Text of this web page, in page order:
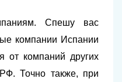
Спешу вас
компании Испании
от компаний других
Точно также, при